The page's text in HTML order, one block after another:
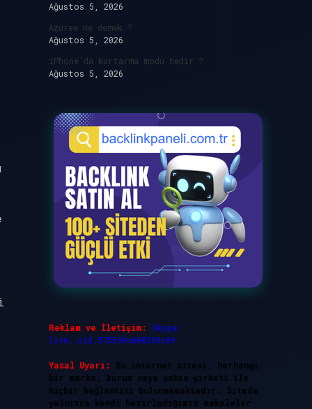
Ağustos 5, 2026
Azuree ne demek ?
Ağustos 5, 2026
iPhone’da kurtarma modu nedir ?
Ağustos 5, 2026
Reklam ve İletişim:
Skype:
live:.cid.575569c608265c69
Yasal Uyarı:
Bu internet sitesi, herhangi
bir marka, kurum veya şahıs şirketi ile
hiçbir bağlantısı bulunmamaktadır. Sitede
yalnızca kendi hazırladığımız makaleler